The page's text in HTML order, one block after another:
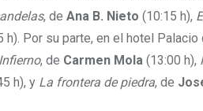
, de Ana B. Nieto (10:15 h),
h). Por su parte, en el hotel
Infierno, de Carmen Mola (13:00 h),
h), y La frontera de piedra, de